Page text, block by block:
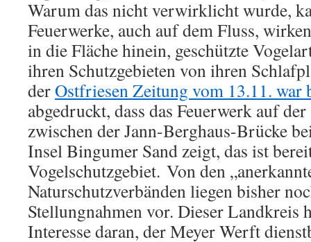
Warum das nicht verwirklicht wurde,
Feuerwerke, auch auf dem Fluss,
in die Fläche hinein, geschützte
ihren Schutzgebieten von ihren
derOstfriesen Zeitung vom 13.11. war
abgedruckt, dass das Feuerwerk auf
zwischen der Jann-Berghaus-Brücke
Insel Bingumer Sand zeigt, das ist
Vogelschutzgebiet. Von den
Naturschutzverbänden liegen bisher
Stellungnahmen vor. Dieser Landkreis
Interesse daran, der Meyer Werft